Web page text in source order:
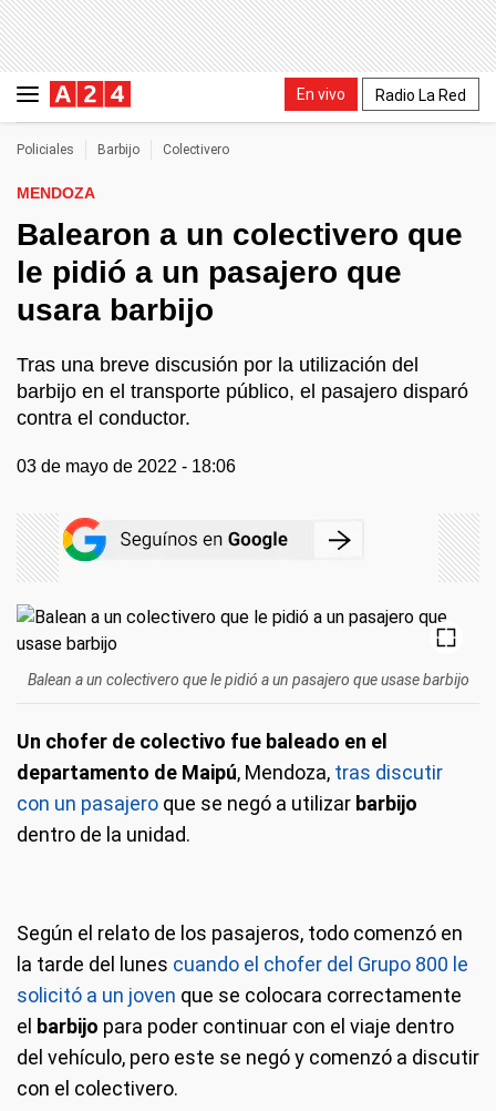
En vivo Radio La Red
Policiales Barbijo Colectivero
MENDOZA
Balearon a un colectivero que
le pidió a un pasajero que
usara barbijo
Tras una breve discusión por la utilización del
barbijo en el transporte público, el pasajero disparó
contra el conductor.
03 de mayo de 2022 - 18:06
Balean a un colectivero que le pidió a un pasajero que usase barbijo
Un chofer de colectivo fue baleado en el
departamento de Maipú, Mendoza, tras discutir
con un pasajero que se negó a utilizar barbijo
dentro de la unidad.
Según el relato de los pasajeros, todo comenzó en
la tarde del lunes cuando el chofer del Grupo 800 le
solicitó a un joven que se colocara correctamente
el barbijo para poder continuar con el viaje dentro
del vehículo, pero este se negó y comenzó a discutir
con el colectivero.